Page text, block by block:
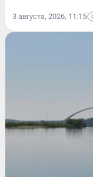
3 августа, 2026, 11:15